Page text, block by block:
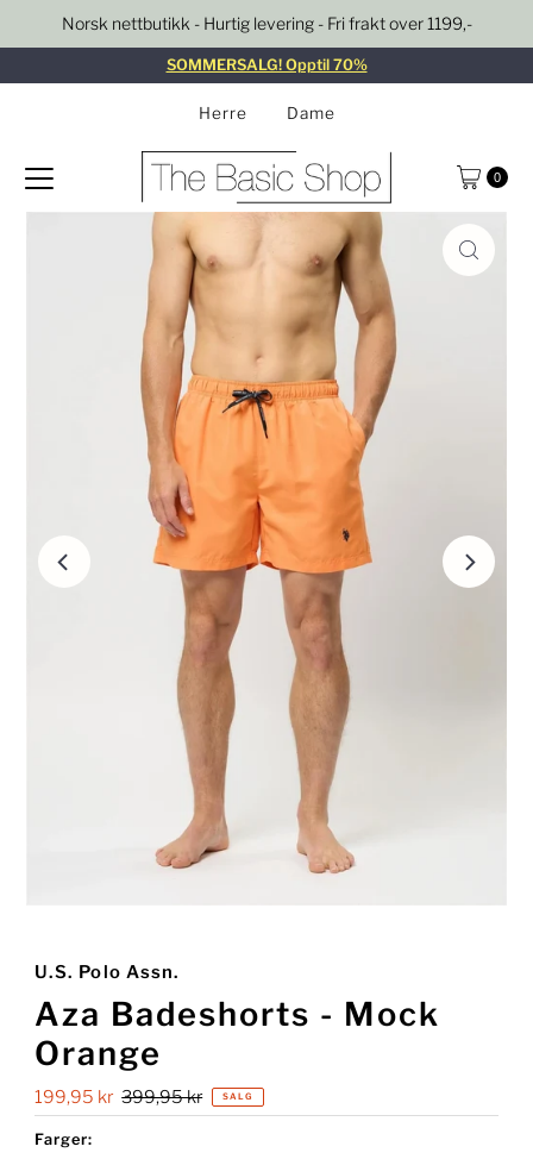
Gå til innhold
Norsk nettbutikk - Hurtig levering - Fri frakt over 1199,-
SOMMERSALG! Opptil 70%
Herre Dame
0
U.S. Polo Assn.
Aza Badeshorts - Mock
Orange
Salgspris
199,95 kr Ordinær
pris
399,95 kr SALG
Farger: